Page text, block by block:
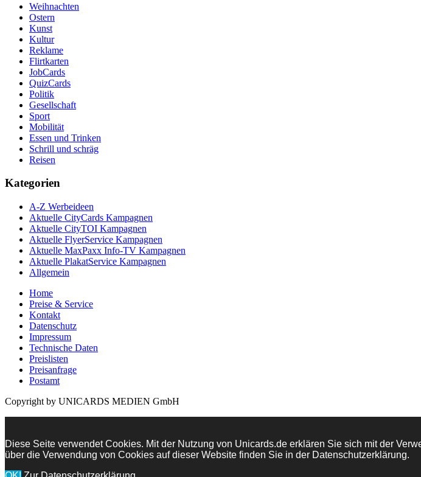
Weihnachten
Ostern
Kunst
Kultur
Reklame
Flirtkarten
JobCards
QuizCards
Politik
Gesellschaft
Sport
Mobilität
Essen und Trinken
Schrill und schräg
Reisen
Kategorien
A-Z Werbeideen
Aktuelle CityCards Kampagnen
Aktuelle CityTOI Kampagnen
Aktuelle FlyerService Kampagnen
Aktuelle MaxPaxx Info-TV Kampagnen
Aktuelle PlakatService Kampagnen
Allgemein
Home
Preise & Service
Kontakt
Datenschutz
Impressum
Technische Daten
Preislisten
Preisanfrage
Postamt
Copyright by UNICARDS MEDIEN GmbH
Diese Seite verwendet Cookies. Mit der Nutzung von Unicards.de erklären Sie sich mit der
über die Verwendung von Cookies auf dieser Website finden Sie in der Datenschutzerklärung.